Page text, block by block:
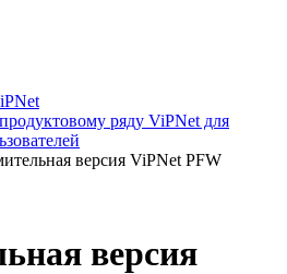
ряду ViPNet для
версия ViPNet PFW
версия